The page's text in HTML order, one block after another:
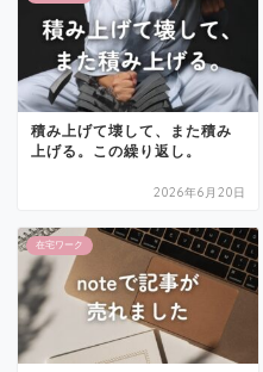
積み上げて壊して、また積み
上げる。この繰り返し。
2026年6月20日
在宅ワーク